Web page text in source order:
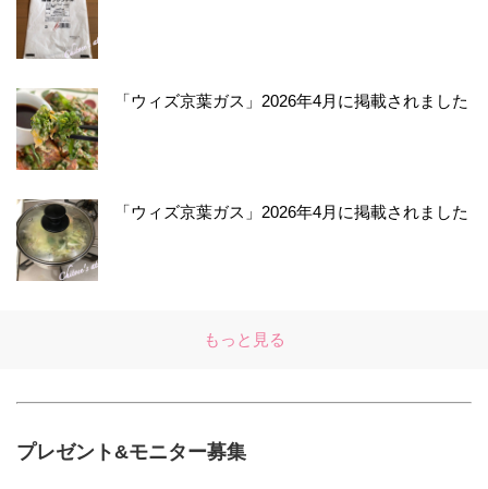
「ウィズ京葉ガス」2026年4月に掲載されました
「ウィズ京葉ガス」2026年4月に掲載されました
もっと見る
プレゼント&モニター募集